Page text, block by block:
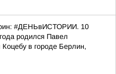
#ДЕНЬвИСТОРИИ. 10
родился Павел
в городе Берлин,